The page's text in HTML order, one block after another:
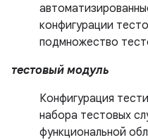
конфигурации
подмножество
тестовый модуль
Конфигурация
набора тестовых
функциональной